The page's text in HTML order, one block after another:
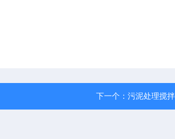
下一个： 污泥处理搅